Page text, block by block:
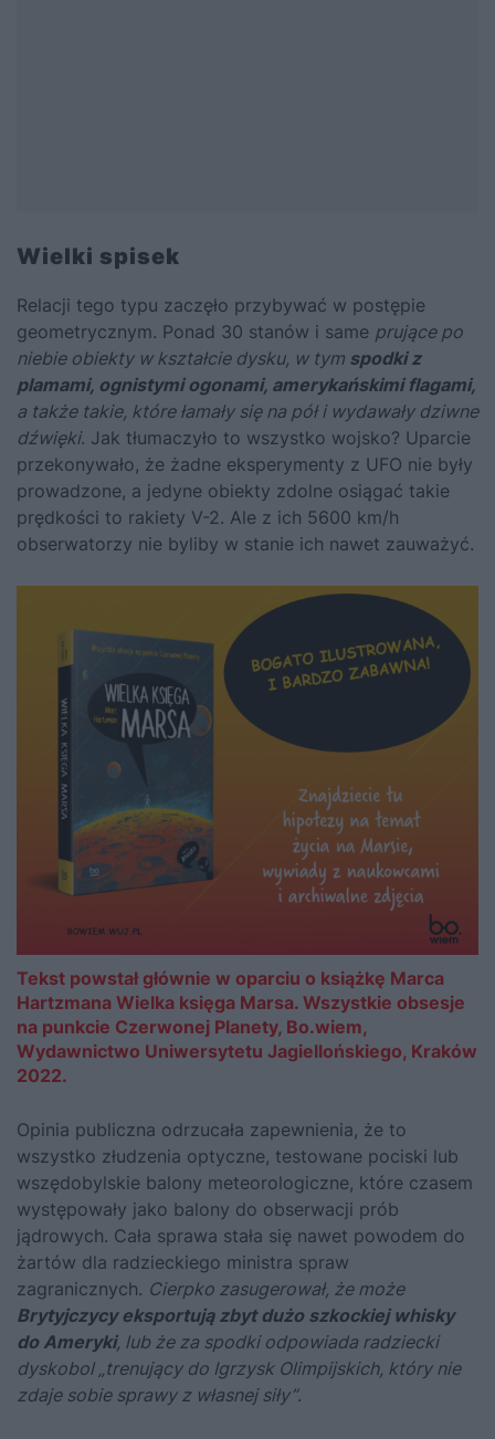
Wielki spisek
Relacji tego typu zaczęło przybywać w postępie
geometrycznym. Ponad 30 stanów i same prujące po
niebie obiekty w kształcie dysku, w tym spodki z
plamami, ognistymi ogonami, amerykańskimi flagami,
a także takie, które łamały się na pół i wydawały dziwne
dźwięki. Jak tłumaczyło to wszystko wojsko? Uparcie
przekonywało, że żadne eksperymenty z UFO nie były
prowadzone, a jedyne obiekty zdolne osiągać takie
prędkości to rakiety V-2. Ale z ich 5600 km/h
obserwatorzy nie byliby w stanie ich nawet zauważyć.
Tekst powstał głównie w oparciu o książkę Marca
Hartzmana Wielka księga Marsa. Wszystkie obsesje
na punkcie Czerwonej Planety, Bo.wiem,
Wydawnictwo Uniwersytetu Jagiellońskiego, Kraków
2022.
Opinia publiczna odrzucała zapewnienia, że to
wszystko złudzenia optyczne, testowane pociski lub
wszędobylskie balony meteorologiczne, które czasem
występowały jako balony do obserwacji prób
jądrowych. Cała sprawa stała się nawet powodem do
żartów dla radzieckiego ministra spraw
zagranicznych. Cierpko zasugerował, że może
Brytyjczycy eksportują zbyt dużo szkockiej whisky
do Ameryki, lub że za spodki odpowiada radziecki
dyskobol „trenujący do Igrzysk Olimpijskich, który nie
zdaje sobie sprawy z własnej siły”.